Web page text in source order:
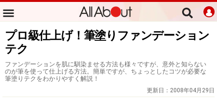
プロ級仕上げ！筆塗りファンデーション
テク
ファンデーションを肌に馴染ませる方法も様々ですが、意外と知らない
のが筆を使って仕上げる方法。簡単ですが、ちょっとしたコツが必要な
筆塗りテクをわかりやすく解説！
更新日： 2008年04月29日